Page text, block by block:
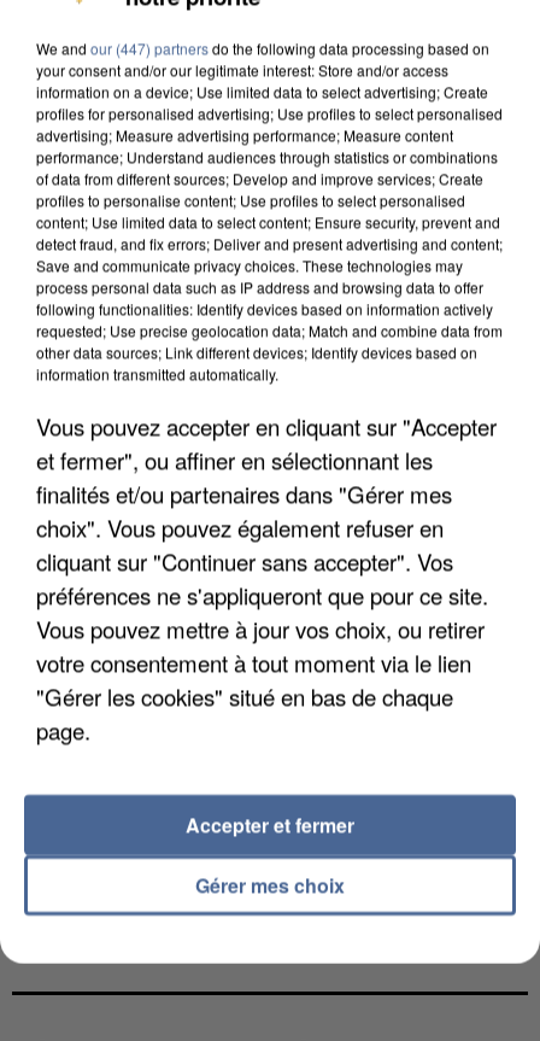
LES DONNÉES DE 300 000 CLIENTS DÉROBÉES À
INTERMARCHÉ APRÈS UNE...
We and our (447) partnersdo the following data processing based on
your consent and/or our legitimate interest: Store and/or access
information on a device; Use limited data to select advertising; Create
profiles for personalised advertising; Use profiles to select personalised
advertising; Measure advertising performance; Measure content
performance; Understand audiences through statistics or combinations
of data from different sources; Develop and improve services; Create
profiles to personalise content; Use profiles to select personalised
content; Use limited data to select content; Ensure security, prevent and
detect fraud, and fix errors; Deliver and present advertising and content;
Save and communicate privacy choices. These technologies may
process personal data such as IP address and browsing data to offer
following functionalities: Identify devices based on information actively
requested; Use precise geolocation data; Match and combine data from
other data sources; Link different devices; Identify devices based on
information transmitted automatically.
Vous pouvez accepter en cliquant sur "Accepter
et fermer", ou affiner en sélectionnant les
finalités et/ou partenaires dans "Gérer mes
choix". Vous pouvez également refuser en
cliquant sur "Continuer sans accepter". Vos
préférences ne s'appliqueront que pour ce site.
Vous pouvez mettre à jour vos choix, ou retirer
votre consentement à tout moment via le lien
"Gérer les cookies" situé en bas de chaque
page.
Gérer mes choix
Accepter et fermer